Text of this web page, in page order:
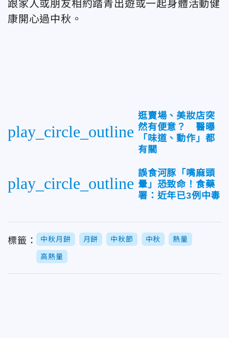
跟家人或朋友相約踏青出遊或一起身體活動健
康開心過中秋。
play_circle_outline
逛賣場、美妝店突
然有便意？ 醫曝
「味道、動作」都
有關
play_circle_outline
誤食河豚「嘴麻頭
暈」恐致命！食藥
署：近年已3例中毒
標籤： 中秋月餅 月餅 中秋節 中秋 熱量
高熱量